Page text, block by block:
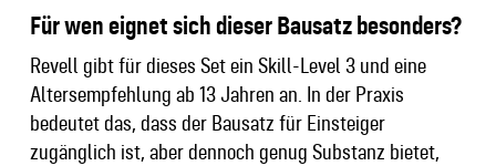
Für wen eignet sich dieser Bausatz besonders?
Revell gibt für dieses Set ein Skill-Level 3 und eine
Altersempfehlung ab 13 Jahren an. In der Praxis
bedeutet das, dass der Bausatz für Einsteiger
zugänglich ist, aber dennoch genug Substanz bietet,